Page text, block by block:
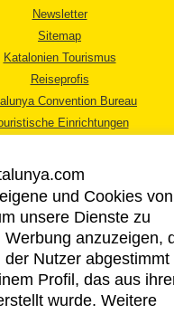
Newsletter
Sitemap
Katalonien Tourismus
Reiseprofis
Convention Bureau
Einrichtungen
RECHTLICHER HINWEIS
und Cookies von
unsere Dienste zu
anzuzeigen,
Nutzer abgestimmt
Profil, das aus
wurde. Weitere